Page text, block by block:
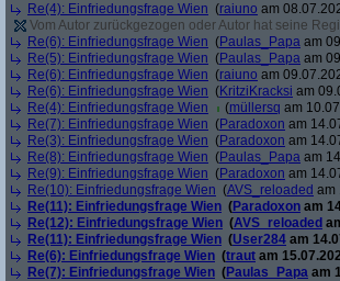
Re(4): Einfriedungsfrage Wien (raiuno am
Vom Autor zurückgezogen oder Autor hat seine
Re(6): Einfriedungsfrage Wien (Paulas_Papa am
Re(5): Einfriedungsfrage Wien (Paulas_Papa am
Re(6): Einfriedungsfrage Wien (raiuno am
Re(6): Einfriedungsfrage Wien (KritziKracksi am
Re(4): Einfriedungsfrage Wien
(müllersq am
Re(7): Einfriedungsfrage Wien (Paradoxon am
Re(3): Einfriedungsfrage Wien (Paradoxon am
Re(8): Einfriedungsfrage Wien (Paulas_Papa am
Re(9): Einfriedungsfrage Wien (Paradoxon am
Re(10): Einfriedungsfrage Wien (AVS_reloaded am
Re(11): Einfriedungsfrage Wien (Paradoxon am
Re(12): Einfriedungsfrage Wien (AVS_reloaded
Re(11): Einfriedungsfrage Wien (User284 am
Re(6): Einfriedungsfrage Wien (traut am
Re(7): Einfriedungsfrage Wien (Paulas_Papa am